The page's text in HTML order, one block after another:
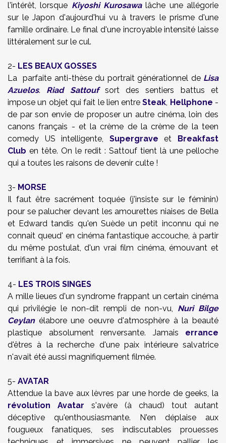
l'intérêt, lorsque Kiyoshi Kurosawalâche une allégorie
sur le Japon d'aujourd'hui vu à travers le prisme d'une
famille ordinaire. Le final d'une incroyable intensité laisse
littéralement sur le cul.
2- LES BEAUX GOSSES
La parfaite anti-thèse du portrait générationnel de Lisa
Azuelos. Riad Sattoufsort des sentiers battus et
impose un objet qui fait le lien entreSteak, Hellphone -
de par son envie de proposer un autre cinéma, loin des
canons français - et la crème de la crème de la teen
comedy US intelligente, Supergrave et
Breakfast
Club en tête. On le redit : Sattouf tient là une pelloche
qui a toutes les raisons de devenir culte !
3- MORSE
Il faut être sacrément toquée (j'insiste sur le féminin)
pour se palucher devant les amourettes niaises de Bella
et Edward tandis qu'en Suède un petit inconnu qui ne
connait queud' en cinéma fantastique accouche, à partir
du même postulat, d'un vrai film cinéma, émouvant et
terrifiant à la fois.
4- LES TROIS SINGES
A mille lieues d'un syndrome frappant un certain cinéma
qui privilégie le non-dit rempli de non-vu, Nuri Bilge
Ceylanélabore une oeuvre d'atmosphère à la beauté
plastique absolument renversante. Jamais errance
d'êtres à la recherche d'une paix intérieure salvatrice
n'avait été aussi magnifiquement filmée.
5- AVATAR
Attendue la bave aux lèvres par une horde de geeks, la
révolution
Avatar s'avère (à chaud) tout autant
déceptive qu'enthousiasmante. N'en déplaise aux
fougueux fanatiques, ses indiscutables prouesses